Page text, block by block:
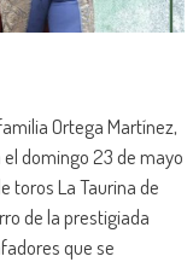
Ortega Martínez,
domingo 23 de mayo
toros La Taurina de
de la prestigiada
que se